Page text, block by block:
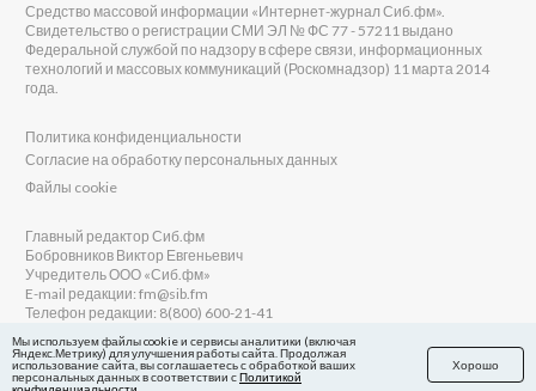
Средство массовой информации «Интернет-журнал Сиб.фм».
Свидетельство о регистрации СМИ ЭЛ № ФС 77 - 57211 выдано
Федеральной службой по надзору в сфере связи, информационных
технологий и массовых коммуникаций (Роскомнадзор) 11 марта 2014
года.
Политика конфиденциальности
Согласие на обработку персональных данных
Файлы cookie
Главный редактор Сиб.фм
Бобровников Виктор Евгеньевич
Учредитель ООО «Сиб.фм»
E-mail редакции: fm@sib.fm
Телефон редакции: 8(800) 600-21-41
Сайт разработан и поддерживается Технодзен
Мы используем файлы cookie и сервисы аналитики (включая
Яндекс.Метрику) для улучшения работы сайта. Продолжая
использование сайта, вы соглашаетесь с обработкой ваших
персональных данных в соответствии сПолитикой
Хорошо